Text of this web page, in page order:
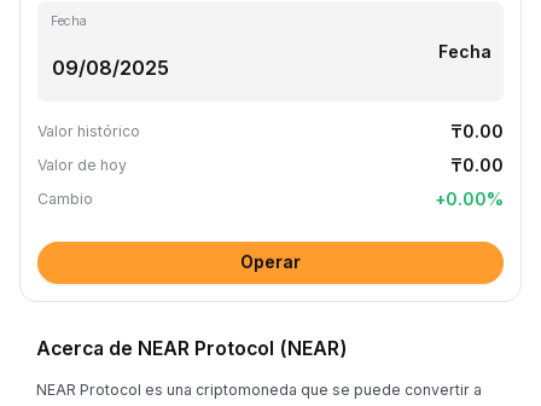
Fecha
Fecha
Valor histórico ₸0.00
Valor de hoy ₸0.00
Cambio +0.00%
Operar
Acerca de NEAR Protocol (NEAR)
NEAR Protocol es una criptomoneda que se puede convertir a